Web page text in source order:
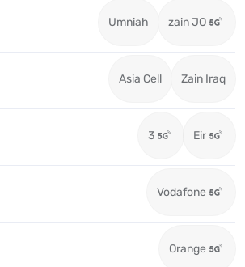
Umniah zain JO
Asia Cell Zain Iraq
3 Eir
Vodafone
Orange